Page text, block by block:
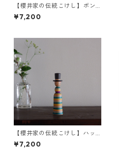
【櫻井家の伝統こけし】ボン
ボンニット帽 8-a〈イタヤカ
エデ〉
¥7,200
【櫻井家の伝統こけし】ハッ
ト帽a-6
¥7,200